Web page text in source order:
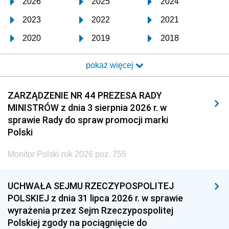
2023 2022 2021
2020 2019 2018
2017 2016 2015
2014 2013 2012
2011 2010 2009
2008 2007 2006
2005
1996 1995 1994
1993 1992 1991
1990 1989
pokaż więcej
ZARZĄDZENIE NR 44 PREZESA RADY
MINISTRÓW z dnia 3 sierpnia 2026 r. w
sprawie Rady do spraw promocji marki
Polski
Monitor Polski rok 2026 poz. 755
UCHWAŁA SEJMU RZECZYPOSPOLITEJ
POLSKIEJ z dnia 31 lipca 2026 r. w sprawie
wyrażenia przez Sejm Rzeczypospolitej
Polskiej zgody na pociągnięcie do